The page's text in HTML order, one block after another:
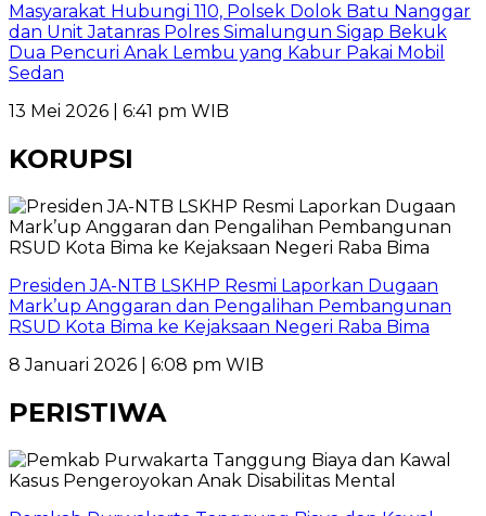
Masyarakat Hubungi 110, Polsek Dolok Batu Nanggar
dan Unit Jatanras Polres Simalungun Sigap Bekuk
Dua Pencuri Anak Lembu yang Kabur Pakai Mobil
Sedan
13 Mei 2026 | 6:41 pm WIB
KORUPSI
Presiden JA-NTB LSKHP Resmi Laporkan Dugaan
Mark’up Anggaran dan Pengalihan Pembangunan
RSUD Kota Bima ke Kejaksaan Negeri Raba Bima
8 Januari 2026 | 6:08 pm WIB
PERISTIWA